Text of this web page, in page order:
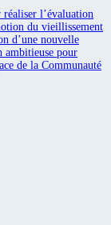
l’évaluation
du vieillissement
d’une nouvelle
ambitieuse pour
de la Communauté